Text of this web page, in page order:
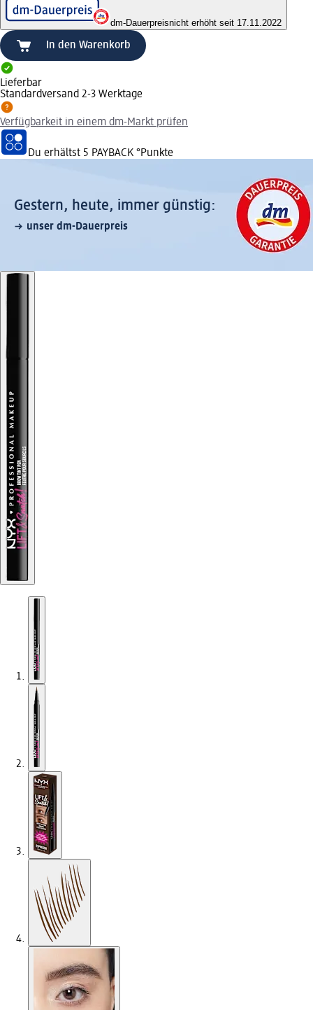
dm-Dauerpreisnicht erhöht seit 17.11.2022
In den Warenkorb
Lieferbar
Standardversand 2-3 Werktage
Verfügbarkeit in einem dm-Markt prüfen
Du erhältst 5 PAYBACK °Punkte
Gestern, heute, immer günstig:
unser dm-Dauerpreis